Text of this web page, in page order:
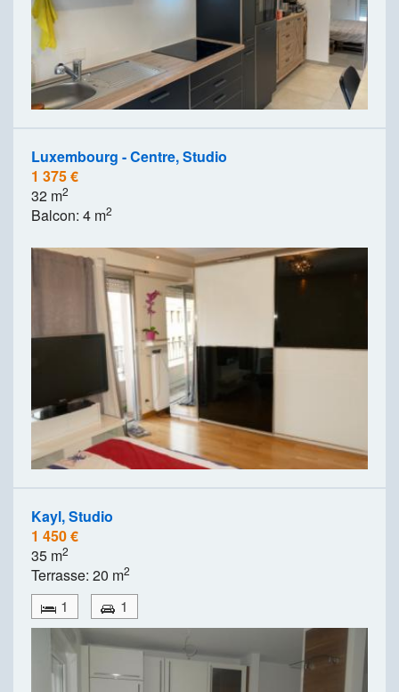
Luxembourg - Centre, Studio
1 375 €
32 m2
Balcon: 4 m2
Kayl, Studio
1 450 €
35 m2
Terrasse: 20 m2
1 1